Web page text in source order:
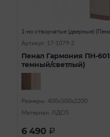
1-но створчатые (дверные)
Артикул: 17-1079-2
Пенал Гармония ПН-
темный/светлый)
Размеры: 400х500х2200
Материал: ЛДСП
6 490 a